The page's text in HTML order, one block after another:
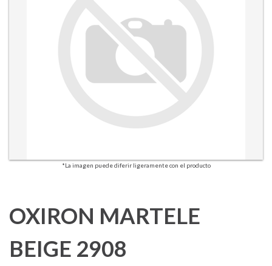
*La imagen puede diferir ligeramente con el producto
OXIRON MARTELE
BEIGE 2908